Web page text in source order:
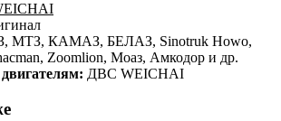
МТЗ, КАМАЗ, БЕЛАЗ, Sinotruk Howo,
Zoomlion, Моаз, Амкодор и др.
ДВС WEICHAI